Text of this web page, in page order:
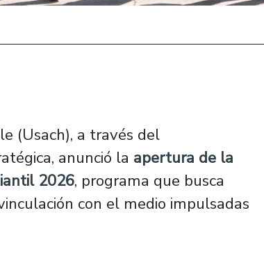
(Usach), a través del
anunció la apertura de la
2026, programa que busca
con el medio impulsadas